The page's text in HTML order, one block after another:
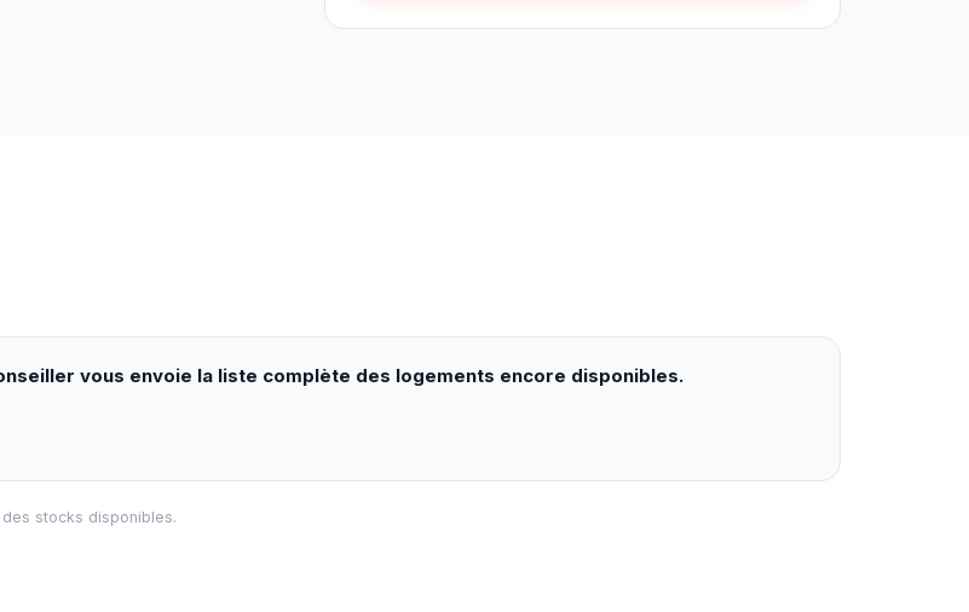
vous envoie la liste complète des logements encore disponibles.
stocks disponibles.